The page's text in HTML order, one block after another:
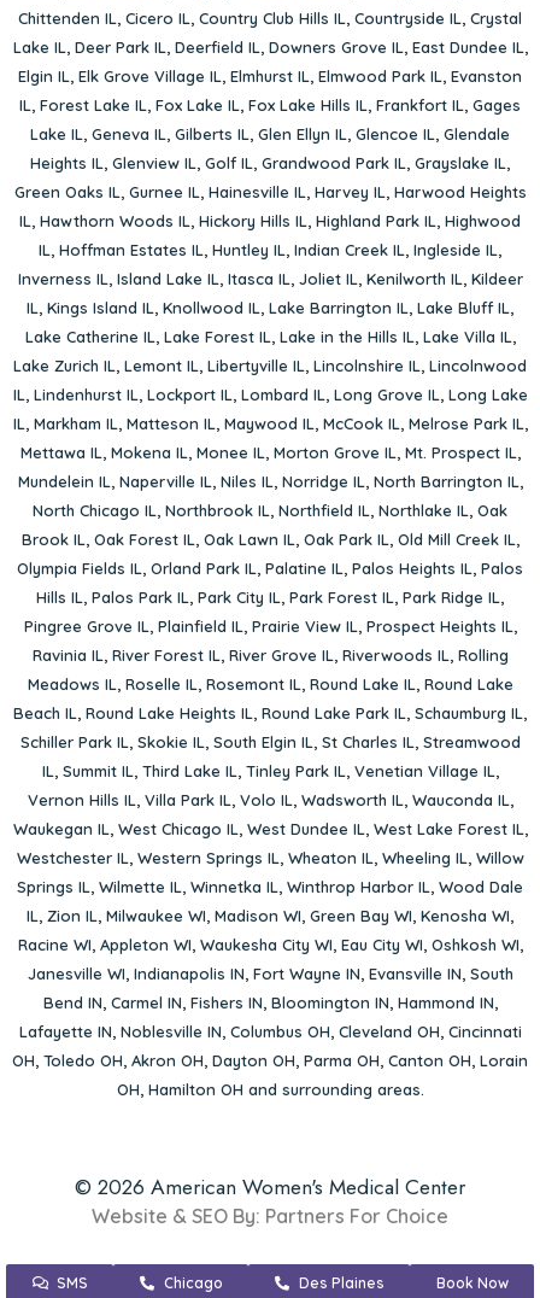
Chittenden IL, Cicero IL, Country Club Hills IL, Countryside IL, Crystal
Lake IL, Deer Park IL, Deerfield IL, Downers Grove IL, East Dundee IL,
Elgin IL, Elk Grove Village IL, Elmhurst IL, Elmwood Park IL, Evanston
IL, Forest Lake IL, Fox Lake IL, Fox Lake Hills IL, Frankfort IL, Gages
Lake IL, Geneva IL, Gilberts IL, Glen Ellyn IL, Glencoe IL, Glendale
Heights IL, Glenview IL, Golf IL, Grandwood Park IL, Grayslake IL,
Green Oaks IL, Gurnee IL, Hainesville IL, Harvey IL, Harwood Heights
IL, Hawthorn Woods IL, Hickory Hills IL, Highland Park IL, Highwood
IL, Hoffman Estates IL, Huntley IL, Indian Creek IL, Ingleside IL,
Inverness IL, Island Lake IL, Itasca IL, Joliet IL, Kenilworth IL, Kildeer
IL, Kings Island IL, Knollwood IL, Lake Barrington IL, Lake Bluff IL,
Lake Catherine IL, Lake Forest IL, Lake in the Hills IL, Lake Villa IL,
Lake Zurich IL, Lemont IL, Libertyville IL, Lincolnshire IL, Lincolnwood
IL, Lindenhurst IL, Lockport IL, Lombard IL, Long Grove IL, Long Lake
IL, Markham IL, Matteson IL, Maywood IL, McCook IL, Melrose Park IL,
Mettawa IL, Mokena IL, Monee IL, Morton Grove IL, Mt. Prospect IL,
Mundelein IL, Naperville IL, Niles IL, Norridge IL, North Barrington IL,
North Chicago IL, Northbrook IL, Northfield IL, Northlake IL, Oak
Brook IL, Oak Forest IL, Oak Lawn IL, Oak Park IL, Old Mill Creek IL,
Olympia Fields IL, Orland Park IL, Palatine IL, Palos Heights IL, Palos
Hills IL, Palos Park IL, Park City IL, Park Forest IL, Park Ridge IL,
Pingree Grove IL, Plainfield IL, Prairie View IL, Prospect Heights IL,
Ravinia IL, River Forest IL, River Grove IL, Riverwoods IL, Rolling
Meadows IL, Roselle IL, Rosemont IL, Round Lake IL, Round Lake
Beach IL, Round Lake Heights IL, Round Lake Park IL, Schaumburg IL,
Schiller Park IL, Skokie IL, South Elgin IL, St Charles IL, Streamwood
IL, Summit IL, Third Lake IL, Tinley Park IL, Venetian Village IL,
Vernon Hills IL, Villa Park IL, Volo IL, Wadsworth IL, Wauconda IL,
Waukegan IL, West Chicago IL, West Dundee IL, West Lake Forest IL,
Westchester IL, Western Springs IL, Wheaton IL, Wheeling IL, Willow
Springs IL, Wilmette IL, Winnetka IL, Winthrop Harbor IL, Wood Dale
IL, Zion IL, Milwaukee WI, Madison WI, Green Bay WI, Kenosha WI,
Racine WI, Appleton WI, Waukesha City WI, Eau City WI, Oshkosh WI,
Janesville WI, Indianapolis IN, Fort Wayne IN, Evansville IN, South
Bend IN, Carmel IN, Fishers IN, Bloomington IN, Hammond IN,
Lafayette IN, Noblesville IN, Columbus OH, Cleveland OH, Cincinnati
OH, Toledo OH, Akron OH, Dayton OH, Parma OH, Canton OH, Lorain
OH, Hamilton OH and surrounding areas.
© 2026 American Women's Medical Center
Website & SEO By: Partners For Choice
SMS Chicago Des Plaines Book Now